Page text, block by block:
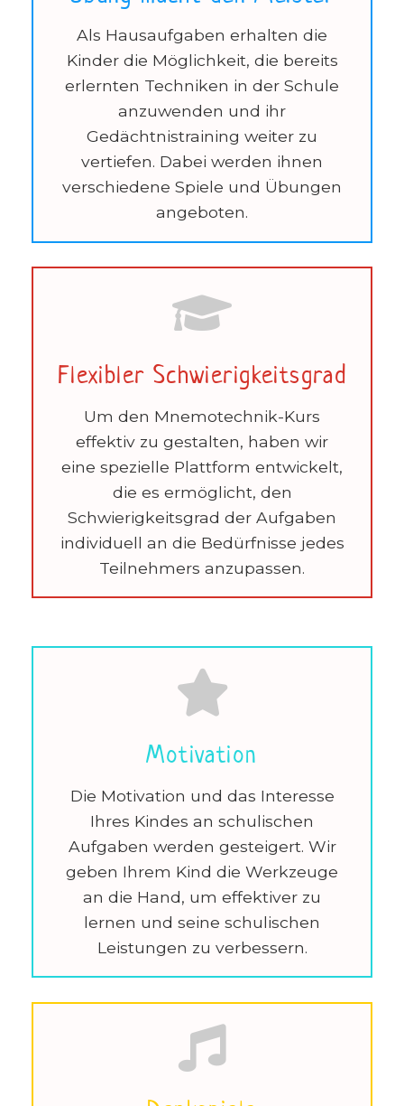
Als Hausaufgaben erhalten die
Kinder die Möglichkeit, die bereits
erlernten Techniken in der Schule
anzuwenden und ihr
Gedächtnistraining weiter zu
vertiefen. Dabei werden ihnen
verschiedene Spiele und Übungen
angeboten.
Flexibler Schwierigkeitsgrad
Um den Mnemotechnik-Kurs
effektiv zu gestalten, haben wir
eine spezielle Plattform entwickelt,
die es ermöglicht, den
Schwierigkeitsgrad der Aufgaben
individuell an die Bedürfnisse jedes
Teilnehmers anzupassen.
Motivation
Die Motivation und das Interesse
Ihres Kindes an schulischen
Aufgaben werden gesteigert. Wir
geben Ihrem Kind die Werkzeuge
an die Hand, um effektiver zu
lernen und seine schulischen
Leistungen zu verbessern.